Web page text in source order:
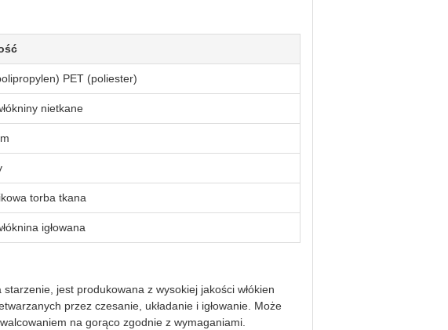
PET (poliester)
nietkane
torba tkana
igłowana
jest produkowana z wysokiej jakości włókien
przez czesanie, układanie i igłowanie. Może
na gorąco zgodnie z wymaganiami.